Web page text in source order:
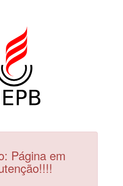
Página em